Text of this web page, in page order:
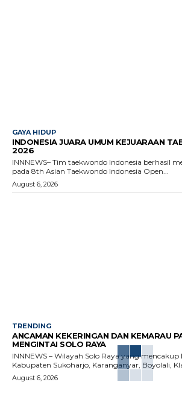
GAYA HIDUP
INDONESIA JUARA UMUM KEJUARAAN
2026
INNNEWS– Tim taekwondo Indonesia berhasil
pada 8th Asian Taekwondo Indonesia Open...
August 6, 2026
TRENDING
ANCAMAN KEKERINGAN DAN KEMARAU
MENGINTAI SOLO RAYA
INNNEWS – Wilayah Solo Raya yang mencakup
Kabupaten Sukoharjo, Karanganyar, Boyolali,
August 6, 2026